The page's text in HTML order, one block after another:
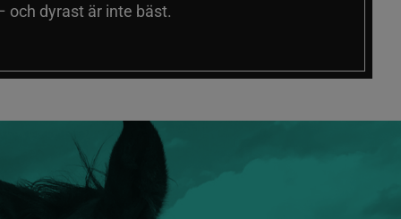
och dyrast är inte bäst.